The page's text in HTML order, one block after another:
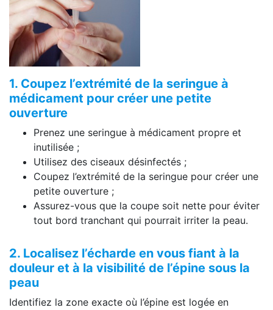
1. Coupez l’extrémité de la seringue à
médicament pour créer une petite
ouverture
Prenez une seringue à médicament propre et
inutilisée ;
Utilisez des ciseaux désinfectés ;
Coupez l’extrémité de la seringue pour créer une
petite ouverture ;
Assurez-vous que la coupe soit nette pour éviter
tout bord tranchant qui pourrait irriter la peau.
2. Localisez l’écharde en vous fiant à la
douleur et à la visibilité de l’épine sous la
peau
Identifiez la zone exacte où l’épine est logée en